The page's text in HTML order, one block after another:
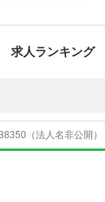
求人ランキング
（法人名非公開）